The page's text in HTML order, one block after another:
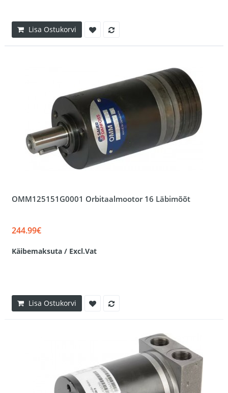
Lisa Ostukorvi
OMM125151G0001 Orbitaalmootor 16 Läbimõõt
244.99€
Käibemaksuta / Excl.Vat
Lisa Ostukorvi